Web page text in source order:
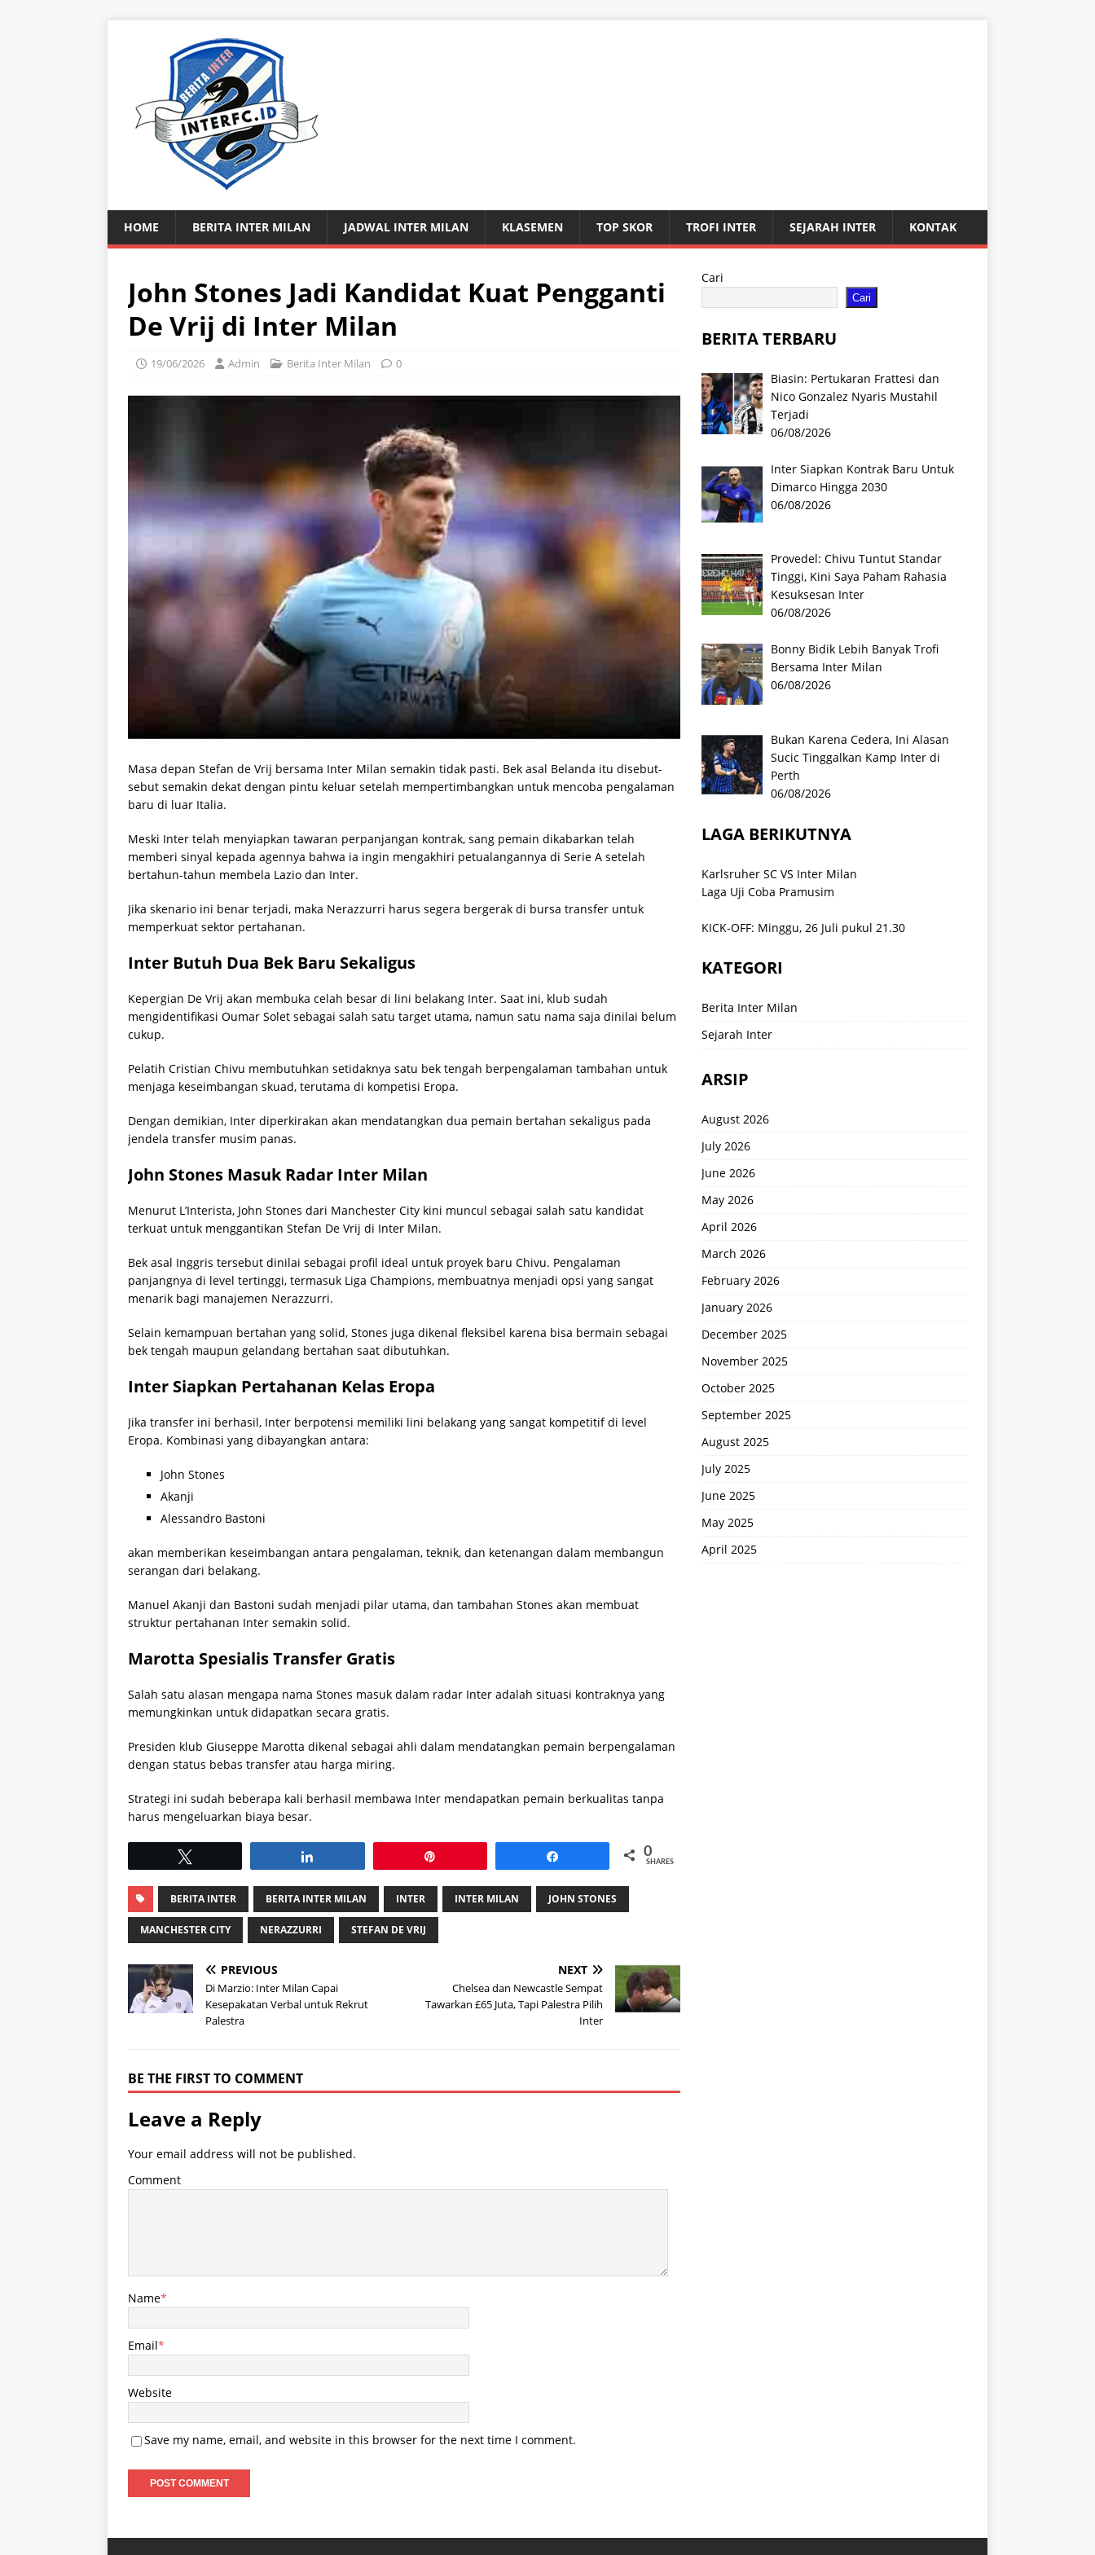
HOME BERITA INTER MILAN JADWAL INTER MILAN KLASEMEN TOP SKOR TROFI INTER SEJARAH INTER KONTAK
John Stones Jadi Kandidat Kuat Pengganti
De Vrij di Inter Milan
19/06/2026 Admin Berita Inter Milan 0
Masa depan Stefan de Vrij bersama Inter Milan semakin tidak pasti. Bek asal Belanda itu disebut-
sebut semakin dekat dengan pintu keluar setelah mempertimbangkan untuk mencoba pengalaman
baru di luar Italia.
Meski Inter telah menyiapkan tawaran perpanjangan kontrak, sang pemain dikabarkan telah
memberi sinyal kepada agennya bahwa ia ingin mengakhiri petualangannya di Serie A setelah
bertahun-tahun membela Lazio dan Inter.
Jika skenario ini benar terjadi, maka Nerazzurri harus segera bergerak di bursa transfer untuk
memperkuat sektor pertahanan.
Inter Butuh Dua Bek Baru Sekaligus
Kepergian De Vrij akan membuka celah besar di lini belakang Inter. Saat ini, klub sudah
mengidentifikasi Oumar Solet sebagai salah satu target utama, namun satu nama saja dinilai belum
cukup.
Pelatih Cristian Chivu membutuhkan setidaknya satu bek tengah berpengalaman tambahan untuk
menjaga keseimbangan skuad, terutama di kompetisi Eropa.
Dengan demikian, Inter diperkirakan akan mendatangkan dua pemain bertahan sekaligus pada
jendela transfer musim panas.
John Stones Masuk Radar Inter Milan
Menurut L’Interista, John Stones dari Manchester City kini muncul sebagai salah satu kandidat
terkuat untuk menggantikan Stefan De Vrij di Inter Milan.
Bek asal Inggris tersebut dinilai sebagai profil ideal untuk proyek baru Chivu. Pengalaman
panjangnya di level tertinggi, termasuk Liga Champions, membuatnya menjadi opsi yang sangat
menarik bagi manajemen Nerazzurri.
Selain kemampuan bertahan yang solid, Stones juga dikenal fleksibel karena bisa bermain sebagai
bek tengah maupun gelandang bertahan saat dibutuhkan.
Inter Siapkan Pertahanan Kelas Eropa
Jika transfer ini berhasil, Inter berpotensi memiliki lini belakang yang sangat kompetitif di level
Eropa. Kombinasi yang dibayangkan antara:
John Stones
Akanji
Alessandro Bastoni
akan memberikan keseimbangan antara pengalaman, teknik, dan ketenangan dalam membangun
serangan dari belakang.
Manuel Akanji dan Bastoni sudah menjadi pilar utama, dan tambahan Stones akan membuat
struktur pertahanan Inter semakin solid.
Marotta Spesialis Transfer Gratis
Salah satu alasan mengapa nama Stones masuk dalam radar Inter adalah situasi kontraknya yang
memungkinkan untuk didapatkan secara gratis.
Presiden klub Giuseppe Marotta dikenal sebagai ahli dalam mendatangkan pemain berpengalaman
dengan status bebas transfer atau harga miring.
Strategi ini sudah beberapa kali berhasil membawa Inter mendapatkan pemain berkualitas tanpa
harus mengeluarkan biaya besar.
0
SHARES
BERITA INTER BERITA INTER MILAN INTER INTER MILAN JOHN STONES
MANCHESTER CITY NERAZZURRI STEFAN DE VRIJ
PREVIOUS
Di Marzio: Inter Milan Capai
Kesepakatan Verbal untuk Rekrut
Palestra
NEXT
Chelsea dan Newcastle Sempat
Tawarkan £65 Juta, Tapi Palestra Pilih
Inter
BE THE FIRST TO COMMENT
Leave a Reply
Your email address will not be published.
Comment
Name*
Email*
Website
Save my name, email, and website in this browser for the next time I comment.
Cari
Cari
BERITA TERBARU
Biasin: Pertukaran Frattesi dan
Nico Gonzalez Nyaris Mustahil
Terjadi
06/08/2026
Inter Siapkan Kontrak Baru Untuk
Dimarco Hingga 2030
06/08/2026
Provedel: Chivu Tuntut Standar
Tinggi, Kini Saya Paham Rahasia
Kesuksesan Inter
06/08/2026
Bonny Bidik Lebih Banyak Trofi
Bersama Inter Milan
06/08/2026
Bukan Karena Cedera, Ini Alasan
Sucic Tinggalkan Kamp Inter di
Perth
06/08/2026
LAGA BERIKUTNYA
Karlsruher SC VS Inter Milan
Laga Uji Coba Pramusim
KICK-OFF: Minggu, 26 Juli pukul 21.30
KATEGORI
Berita Inter Milan
Sejarah Inter
ARSIP
August 2026
July 2026
June 2026
May 2026
April 2026
March 2026
February 2026
January 2026
December 2025
November 2025
October 2025
September 2025
August 2025
July 2025
June 2025
May 2025
April 2025